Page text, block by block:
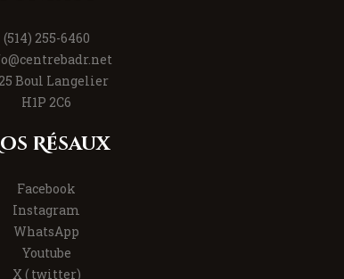
(514) 255-6460
Boul Langelier
H1P 2C6
Résaux
Facebook
Instagram
WhatsApp
Youtube
X ( twitter)